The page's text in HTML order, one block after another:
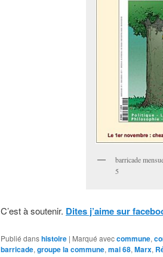
barricade
5
C’est à soutenir. Dites j’aime sur
Publié danshistoire | Marqué aveccommune,
barricade, groupe la commune, mai 68, Marx,